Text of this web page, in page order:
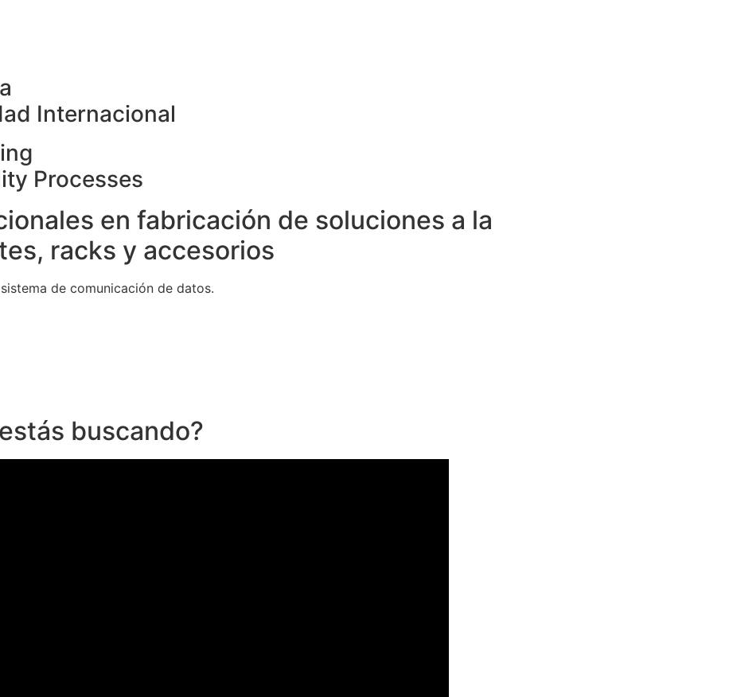
Internacional
Processes
en fabricación de soluciones a la
racks y accesorios
de comunicación de datos.
buscando?